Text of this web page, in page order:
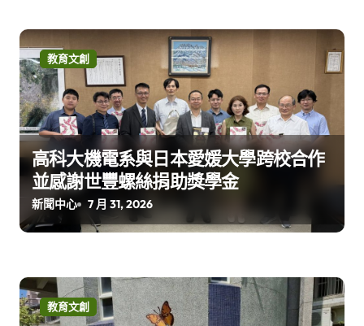
教育文創
高科大機電系與日本愛媛大學跨校合作
並感謝世豐螺絲捐助獎學金
新聞中心 7 月 31, 2026
教育文創